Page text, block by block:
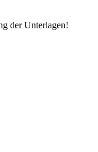
der Unterlagen!